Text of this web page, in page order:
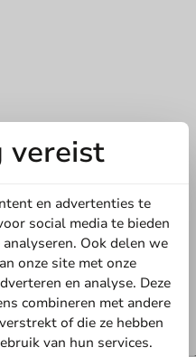
300cc - 500 stuks
review
uit deze serie
vereist
en advertenties te
social media te bieden
Ook delen we
onze site met onze
en analyse. Deze
combineren met andere
of die ze hebben
van hun services.